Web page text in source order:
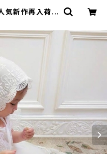
気新作再入荷刺
セスドレス 女
㎝ | cocobee